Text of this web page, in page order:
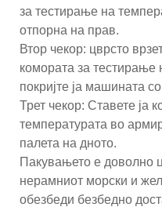
за тестирање на
отпорна на прав.
Втор чекор: цврсто
комората за тестирање
покријте ја машината
Трет чекор: Ставете ја
температурата во
палета на дното.
Пакувањето е доволно
нерамниот морски и
обезбеди безбедно